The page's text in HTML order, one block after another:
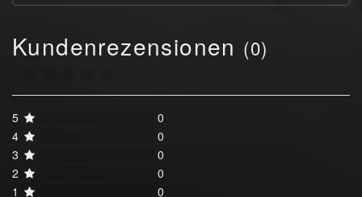
Kundenrezensionen (0)
5
0
4
0
3
0
2
0
1
0